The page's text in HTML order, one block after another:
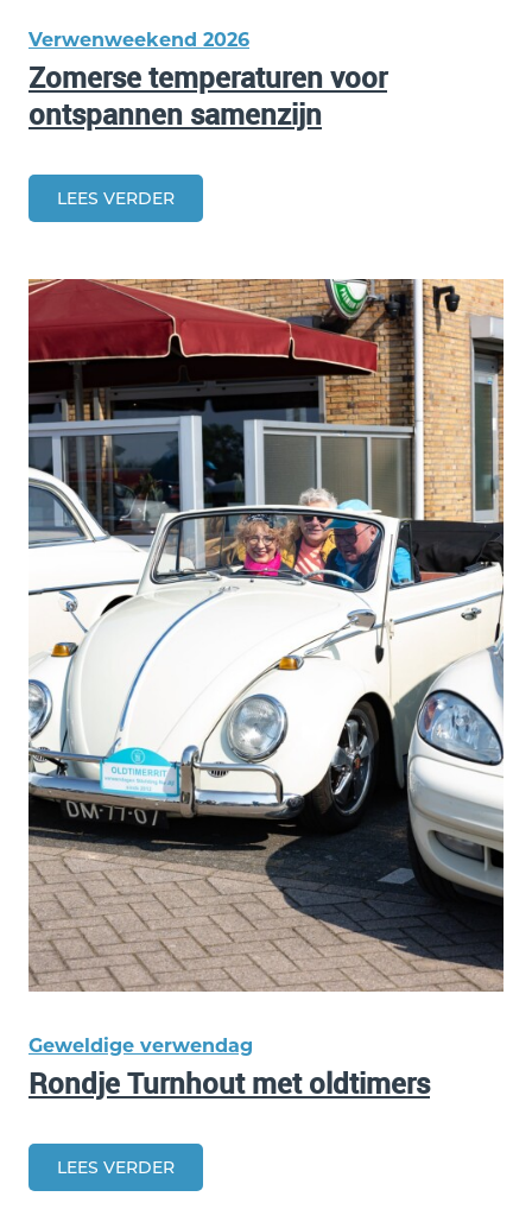
Verwenweekend 2026
Zomerse temperaturen voor
ontspannen samenzijn
LEES VERDER
Geweldige verwendag
Rondje Turnhout met oldtimers
LEES VERDER